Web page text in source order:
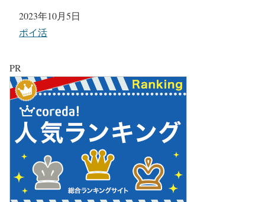
日付
2023年10月5日
関連理由
ポイ活
PR